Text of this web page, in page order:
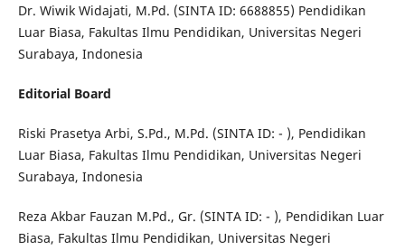
Dr. Wiwik Widajati, M.Pd. (SINTA ID: 6688855) Pendidikan
Luar Biasa, Fakultas Ilmu Pendidikan, Universitas Negeri
Surabaya, Indonesia
Editorial Board
Riski Prasetya Arbi, S.Pd., M.Pd. (SINTA ID: - ), Pendidikan
Luar Biasa, Fakultas Ilmu Pendidikan, Universitas Negeri
Surabaya, Indonesia
Reza Akbar Fauzan M.Pd., Gr. (SINTA ID: - ), Pendidikan Luar
Biasa, Fakultas Ilmu Pendidikan, Universitas Negeri